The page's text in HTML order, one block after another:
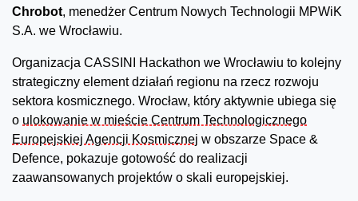
Chrobot, menedżer Centrum Nowych Technologii MPWiK
S.A. we Wrocławiu.
Organizacja CASSINI Hackathon we Wrocławiu to kolejny
strategiczny element działań regionu na rzecz rozwoju
sektora kosmicznego. Wrocław, który aktywnie ubiega się
o ulokowanie w mieście Centrum Technologicznego
Europejskiej Agencji Kosmicznej w obszarze Space &
Defence, pokazuje gotowość do realizacji
zaawansowanych projektów o skali europejskiej.